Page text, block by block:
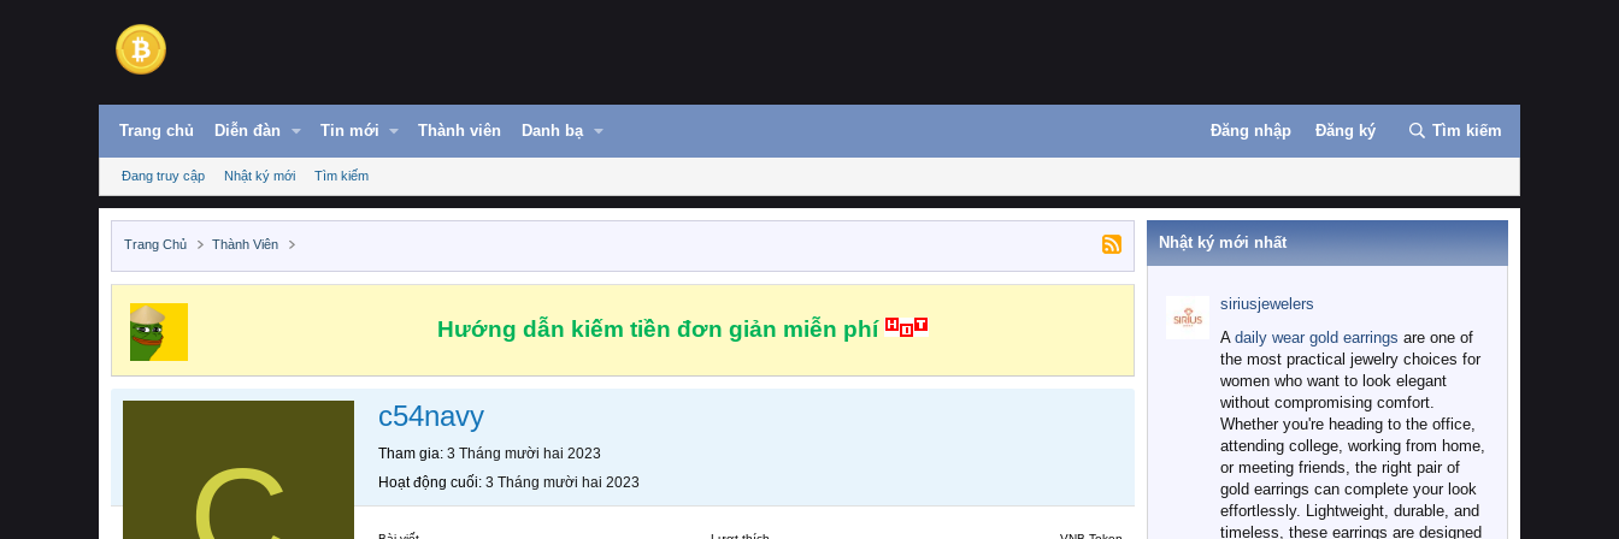
Trang chủ Diễn đàn Tin mới Thành viên Danh bạ Đăng nhập Đăng ký Tìm kiếm
Đang truy cập Nhật ký mới Tìm kiếm
Trang Chủ Thành Viên
Hướng dẫn kiếm tiền đơn giản miễn phí
c54navy
Tham gia 3 Tháng mười hai 2023
Hoạt động cuối 3 Tháng mười hai 2023
Nhật ký mới nhất
siriusjewelers
A daily wear gold earrings are one of
the most practical jewelry choices for
women who want to look elegant
without compromising comfort.
Whether you're heading to the office,
attending college, working from home,
or meeting friends, the right pair of
gold earrings can complete your look
effortlessly. Lightweight, durable, and
timeless, these earrings are designed